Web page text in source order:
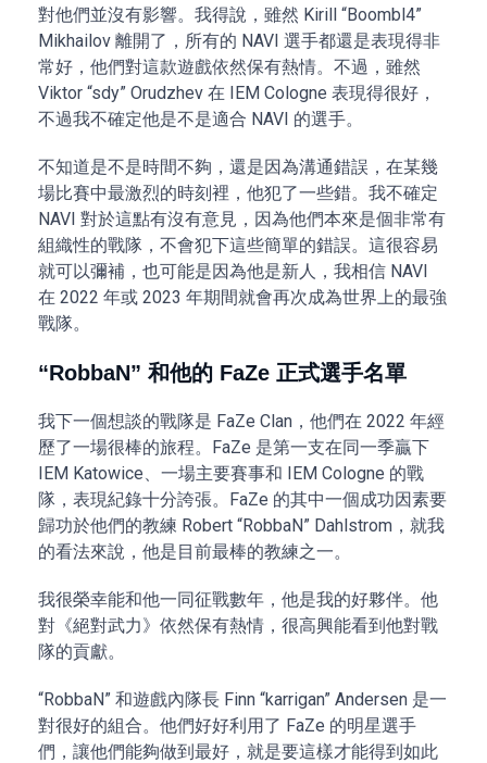
對他們並沒有影響。我得說，雖然 Kirill “Boombl4”
Mikhailov 離開了，所有的 NAVI 選手都還是表現得非
常好，他們對這款遊戲依然保有熱情。不過，雖然
Viktor “sdy” Orudzhev 在 IEM Cologne 表現得很好，
不過我不確定他是不是適合 NAVI 的選手。
不知道是不是時間不夠，還是因為溝通錯誤，在某幾
場比賽中最激烈的時刻裡，他犯了一些錯。我不確定
NAVI 對於這點有沒有意見，因為他們本來是個非常有
組織性的戰隊，不會犯下這些簡單的錯誤。這很容易
就可以彌補，也可能是因為他是新人，我相信 NAVI
在 2022 年或 2023 年期間就會再次成為世界上的最強
戰隊。
“RobbaN” 和他的 FaZe 正式選手名單
我下一個想談的戰隊是 FaZe Clan，他們在 2022 年經
歷了一場很棒的旅程。FaZe 是第一支在同一季贏下
IEM Katowice、一場主要賽事和 IEM Cologne 的戰
隊，表現紀錄十分誇張。FaZe 的其中一個成功因素要
歸功於他們的教練 Robert “RobbaN” Dahlstrom，就我
的看法來說，他是目前最棒的教練之一。
我很榮幸能和他一同征戰數年，他是我的好夥伴。他
對《絕對武力》依然保有熱情，很高興能看到他對戰
隊的貢獻。
“RobbaN” 和遊戲內隊長 Finn “karrigan” Andersen 是一
對很好的組合。他們好好利用了 FaZe 的明星選手
們，讓他們能夠做到最好，就是要這樣才能得到如此